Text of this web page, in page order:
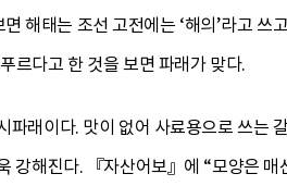
태는 조선 고전에는 ‘해의’라고 쓰
르다고 한 것을 보면 파래가 맞다.
래이다. 맛이 없어 사료용으로 쓰는
강해진다. 『자산어보』에 “모양은